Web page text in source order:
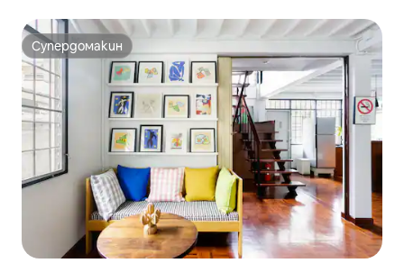
Супердомакин
Супердомакин